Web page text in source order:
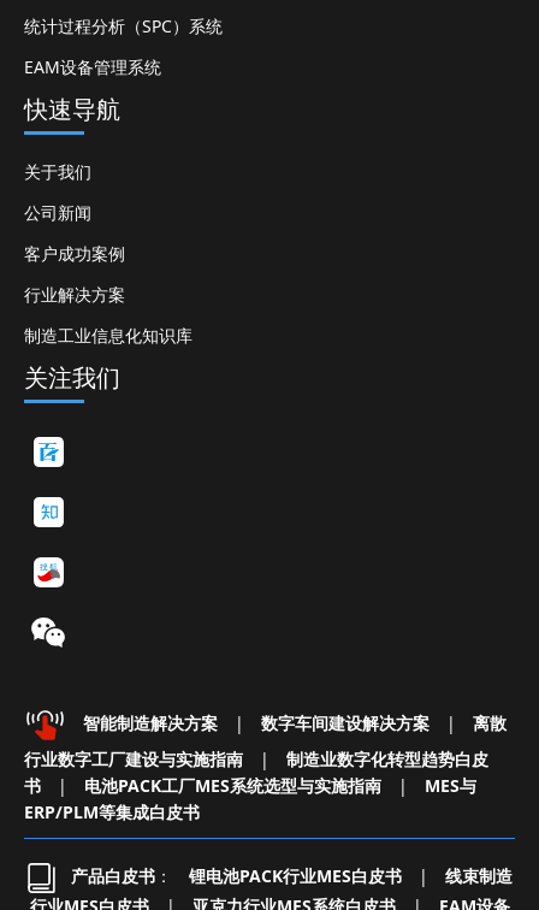
统计过程分析（SPC）系统
EAM设备管理系统
快速导航
关于我们
公司新闻
客户成功案例
行业解决方案
制造工业信息化知识库
关注我们
智能制造解决方案 | 数字车间建设解决方案 |
离散
行业数字工厂建设与实施指南
|
制造业数字化转型趋势白皮
书
| 电池PACK工厂MES系统选型与实施指南 |
MES与
ERP/PLM等集成白皮书
产品白皮书 ： 锂电池PACK行业MES白皮书 |
线束制造